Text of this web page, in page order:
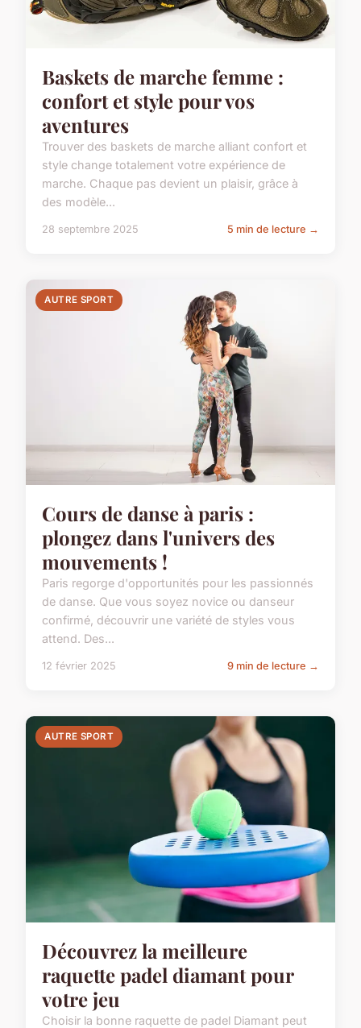
Baskets de marche femme :
confort et style pour vos
aventures
Trouver des baskets de marche alliant confort et
style change totalement votre expérience de
marche. Chaque pas devient un plaisir, grâce à
des modèle...
28 septembre 2025 5 min de lecture →
AUTRE SPORT
Cours de danse à paris :
plongez dans l'univers des
mouvements !
Paris regorge d'opportunités pour les passionnés
de danse. Que vous soyez novice ou danseur
confirmé, découvrir une variété de styles vous
attend. Des...
12 février 2025 9 min de lecture →
AUTRE SPORT
Découvrez la meilleure
raquette padel diamant pour
votre jeu
Choisir la bonne raquette de padel Diamant peut